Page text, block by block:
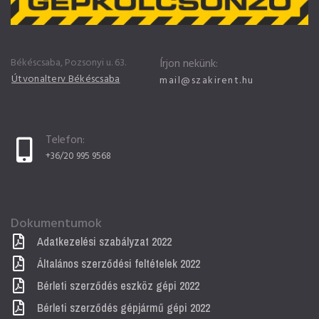
Békéscsaba, Pozsonyi u. 63.
Útvonalterv Békéscsaba
Írjon nekünk:
mail@szakirent.hu
Telefon:
+36/20 995 9568
Dokumentumok
Adatkezelési szabályzat 2022
Általános szerződési feltételek 2022
Bérleti szerződés eszköz gépi 2022
Bérleti szerződés gépjármű gépi 2022